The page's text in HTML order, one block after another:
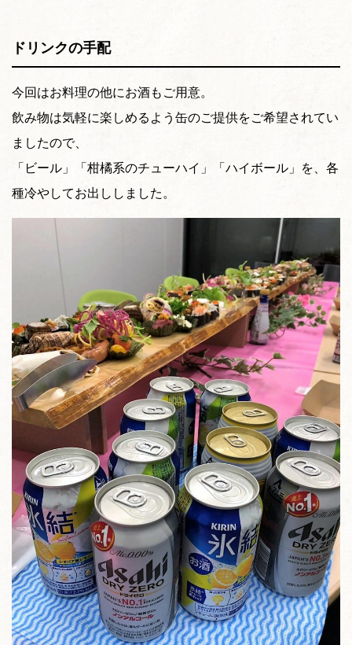
ドリンクの手配
今回はお料理の他にお酒もご用意。
飲み物は気軽に楽しめるよう缶のご提供をご希望されてい
ましたので、
「ビール」「柑橘系のチューハイ」「ハイボール」を、各
種冷やしてお出ししました。